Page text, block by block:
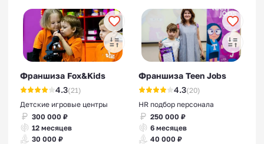
Франшиза Fox&Kids
4.3(21)
Детские игровые центры
300 000 ₽
12 месяцев
30 000 ₽
Франшиза Teen Jobs
4.3(20)
HR подбор персонала
250 000 ₽
6 месяцев
40 000 ₽